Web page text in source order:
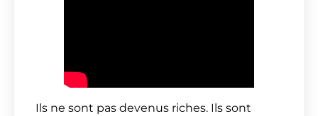
Ils ne sont pas devenus riches. Ils sont